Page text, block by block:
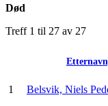
Død
Treff 1 til 27 av 27
1 Belsvik, Niels